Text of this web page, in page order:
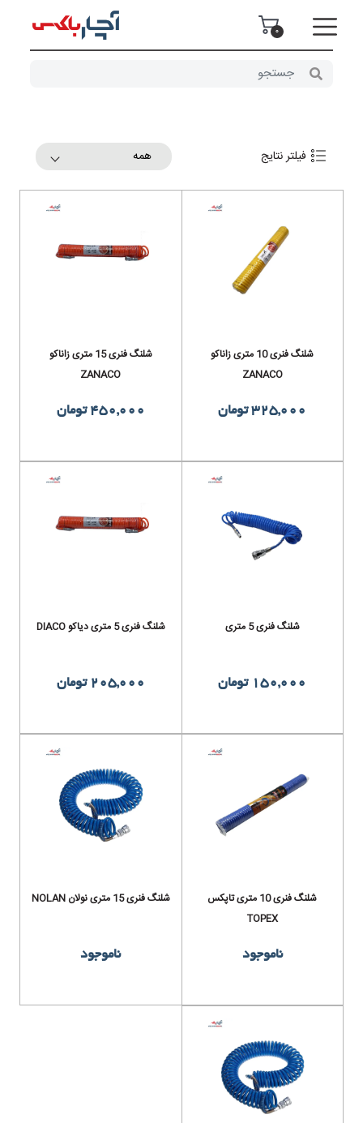
0
فیلتر نتایج همه
شلنگ فنری 10 متری زاناکو
ZANACO
325,000 تومان
شلنگ فنری 15 متری زاناکو
ZANACO
450,000 تومان
شلنگ فنری 5 متری
150,000 تومان
شلنگ فنری 5 متری دیاکو DIACO
205,000 تومان
شلنگ فنری 10 متری تاپکس
TOPEX
ناموجود
شلنگ فنری 15 متری نولان NOLAN
ناموجود